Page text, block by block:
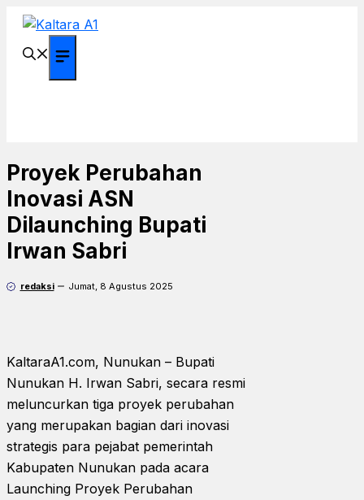
Langsung
Proyek Perubahan
Inovasi ASN
Dilaunching Bupati
Irwan Sabri
redaksi Jumat, 8 Agustus 2025
KaltaraA1.com, Nunukan – Bupati
Nunukan H. Irwan Sabri, secara resmi
meluncurkan tiga proyek perubahan
yang merupakan bagian dari inovasi
strategis para pejabat pemerintah
Kabupaten Nunukan pada acara
Launching Proyek Perubahan